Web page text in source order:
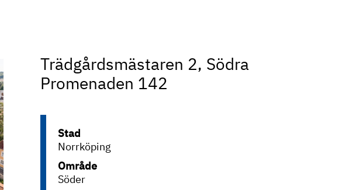
Trädgårdsmästaren 2, Södra
Promenaden 142
Stad
Norrköping
Område
Söder